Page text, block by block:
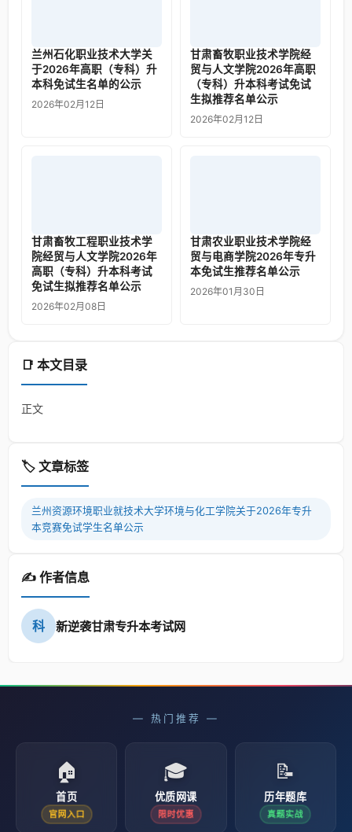
📑 本文目录
正文
🏷️ 文章标签
兰州资源环境职业就技术大学环境与化工学院关于2026年专升
本竞赛免试学生名单公示
✍️ 作者信息
科 新逆袭甘肃专升本考试网
兰州石化职业技术大学关
于2026年高职（专科）升
本科免试生名单的公示
2026年02月12日
甘肃畜牧职业技术学院经
贸与人文学院2026年高职
（专科）升本科考试免试
生拟推荐名单公示
2026年02月12日
甘肃畜牧工程职业技术学
院经贸与人文学院2026年
高职（专科）升本科考试
免试生拟推荐名单公示
2026年02月08日
甘肃农业职业技术学院经
贸与电商学院2026年专升
本免试生推荐名单公示
2026年01月30日
— 热门推荐 —
🏠
首页
官网入口
🎓
优质网课
限时优惠
📝
历年题库
真题实战